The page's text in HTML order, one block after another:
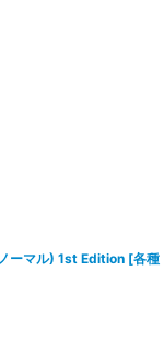
ーマル) 1st Edition [各種